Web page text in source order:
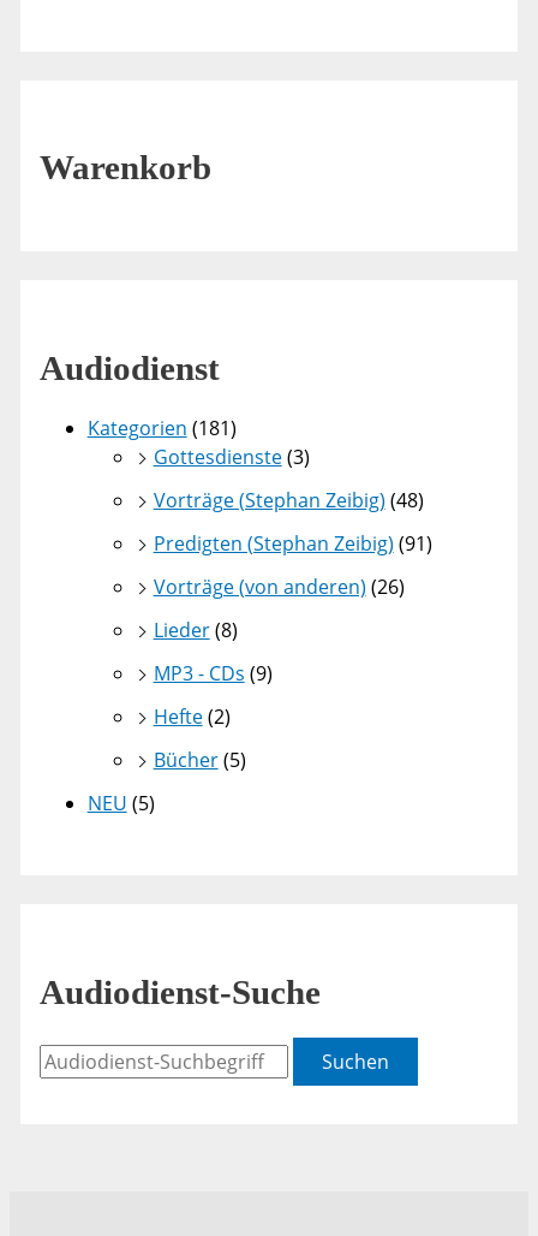
Warenkorb
Audiodienst
Kategorien (181)
Gottesdienste(3)
Vorträge (Stephan Zeibig) (48)
Predigten (Stephan Zeibig) (91)
Vorträge (von anderen) (26)
Lieder(8)
MP3 - CDs (9)
Hefte(2)
Bücher(5)
NEU (5)
Audiodienst-Suche
Suchen